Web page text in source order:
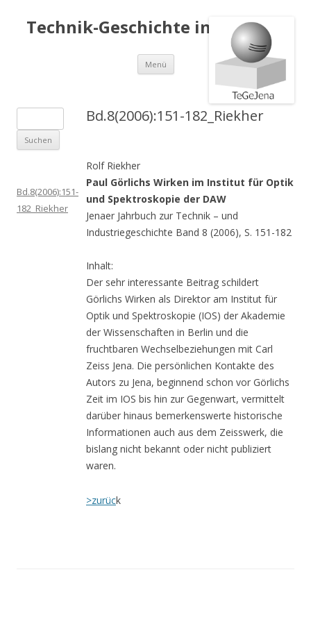
Technik-Geschichte in Jena e.V.
Menü Springe
Inhalt
Bd.8(2006):151-182_Riekher
Rolf Riekher
Paul Görlichs Wirken im Institut für Optik
und Spektroskopie der DAW
Jenaer Jahrbuch zur Technik – und
Industriegeschichte Band 8 (2006), S. 151-182
Inhalt:
Der sehr interessante Beitrag schildert
Görlichs Wirken als Direktor am Institut für
Optik und Spektroskopie (IOS) der Akademie
der Wissenschaften in Berlin und die
fruchtbaren Wechselbeziehungen mit Carl
Zeiss Jena. Die persönlichen Kontakte des
Autors zu Jena, beginnend schon vor Görlichs
Zeit im IOS bis hin zur Gegenwart, vermittelt
darüber hinaus bemerkenswerte historische
Informationen auch aus dem Zeisswerk, die
bislang nicht bekannt oder nicht publiziert
waren.
>zurück
u
c
n
a
Bd.8(2006):151-
182_Riekher